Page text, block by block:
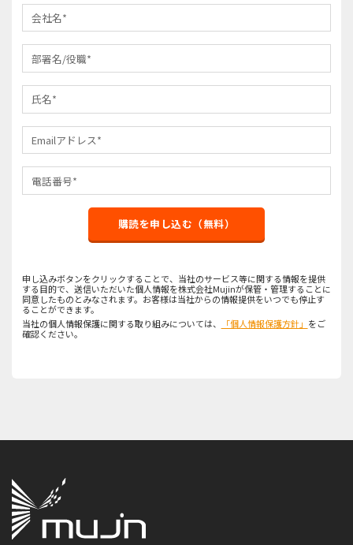
購読を申し込む（無料）
申し込みボタンをクリックすることで、当社のサービス等に関する情報を提供
する目的で、送信いただいた個人情報を株式会社Mujinが保管・管理することに
同意したものとみなされます。お客様は当社からの情報提供をいつでも停止す
ることができます。
当社の個人情報保護に関する取り組みについては、
「個人情報保護方針」 をご
確認ください。